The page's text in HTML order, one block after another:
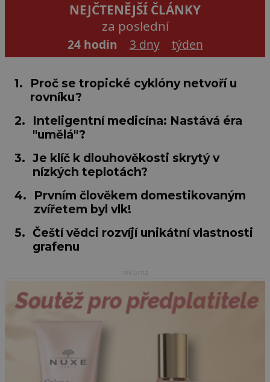
NEJČTENĚJŠÍ ČLÁNKY
za poslední
24 hodin 3 dny týden
1.
Proč se tropické cyklóny netvoří u
rovníku?
2.
Inteligentní medicína: Nastává éra
"umělá"?
3. Je klíč k dlouhověkosti skrytý v
nízkých teplotách?
4.
Prvním člověkem domestikovaným
zvířetem byl vlk!
5. Čeští vědci rozvíjí unikátní vlastnosti
grafenu